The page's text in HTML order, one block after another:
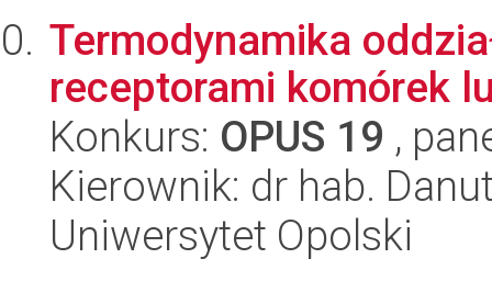
Termodynamika
receptorami komórek
Konkurs: OPUS 19 ,
Kierownik: dr hab.
Uniwersytet Opolski